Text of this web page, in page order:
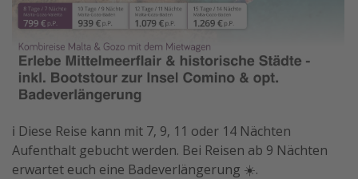
ℹ️ Diese Reise kann mit 7, 9, 11 oder 14 Nächten
Aufenthalt gebucht werden. Bei Reisen ab 9 Nächten
erwartet euch eine Badeverlängerung ☀️.